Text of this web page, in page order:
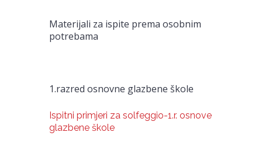
Materijali za ispite prema osobnim
potrebama
1.razred osnovne glazbene škole
Ispitni primjeri za solfeggio-1.r. osnove
glazbene škole